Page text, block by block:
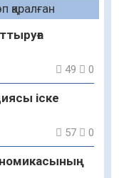
қаралған
49 0
іске
57 0